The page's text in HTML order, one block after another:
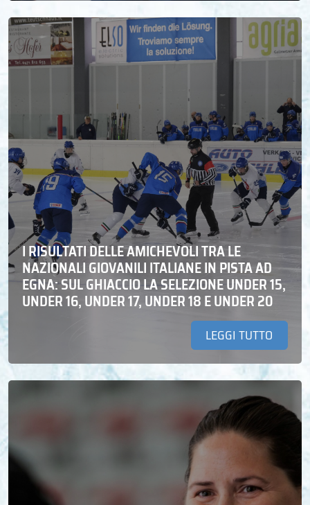
I RISULTATI DELLE AMICHEVOLI TRA LE
NAZIONALI GIOVANILI ITALIANE IN PISTA AD
EGNA: SUL GHIACCIO LA SELEZIONE UNDER 15,
UNDER 16, UNDER 17, UNDER 18 E UNDER 20
LEGGI TUTTO